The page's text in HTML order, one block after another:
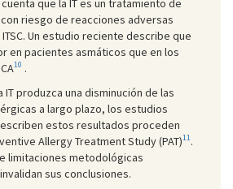
riesgo de reacciones adversas
Un estudio reciente describe que
en pacientes asmáticos que en los
10 .
IT produzca una disminución de las
a largo plazo, los estudios
estos resultados proceden
Allergy Treatment Study (PAT)11.
limitaciones metodológicas
sus conclusiones.